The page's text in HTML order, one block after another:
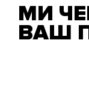
МИ
ВАШ